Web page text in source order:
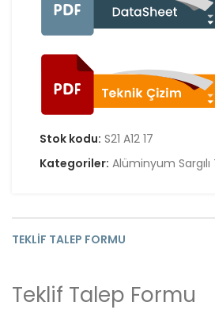
Stok kodu: S21 A12 17
Kategoriler: Alüminyum
TEKLIF TALEP FORMU
Teklif Talep Formu